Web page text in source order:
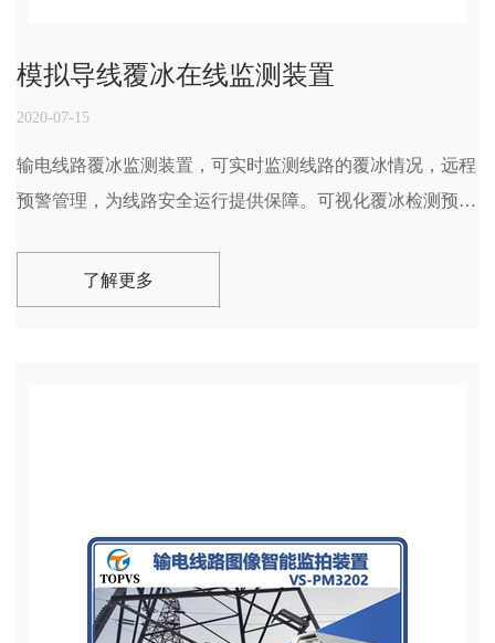
模拟导线覆冰在线监测装置
2020-07-15
输电线路覆冰监测装置，可实时监测线路的覆冰情况，远程
预警管理，为线路安全运行提供保障。可视化覆冰检测预警
拉力传感器和微气象检测，加上远程视频进一步确认，一旦
监测到覆冰马上启动一键融冰预警，从而达到保护好输电线
了解更多